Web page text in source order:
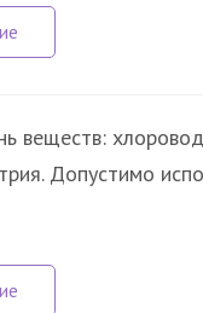
веществ:
Допустимо